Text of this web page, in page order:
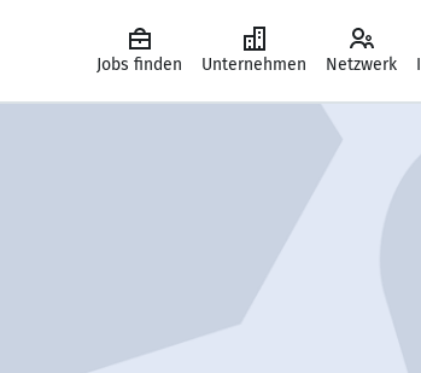
Jobs finden Unternehmen Netzwerk